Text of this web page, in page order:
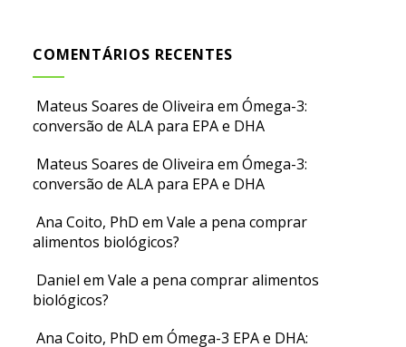
COMENTÁRIOS RECENTES
Mateus Soares de Oliveira emÓmega-3:
conversão de ALA para EPA e DHA
Mateus Soares de Oliveira emÓmega-3:
conversão de ALA para EPA e DHA
Ana Coito, PhD emVale a pena comprar
alimentos biológicos?
Daniel emVale a pena comprar alimentos
biológicos?
Ana Coito, PhD emÓmega-3 EPA e DHA: